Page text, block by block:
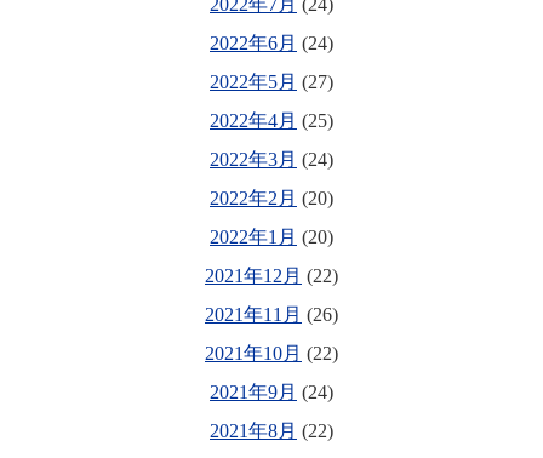
2022年7月 (24)
2022年6月 (24)
2022年5月 (27)
2022年4月 (25)
2022年3月 (24)
2022年2月 (20)
2022年1月 (20)
2021年12月 (22)
2021年11月 (26)
2021年10月 (22)
2021年9月 (24)
2021年8月 (22)